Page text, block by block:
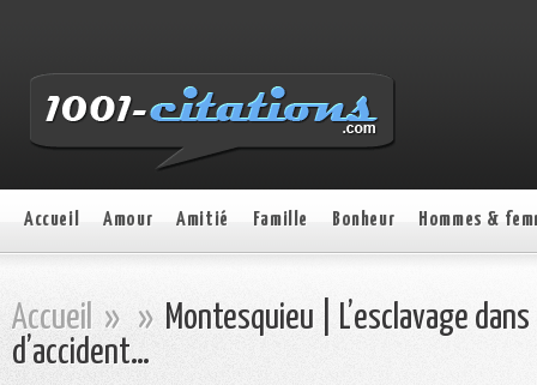
Accueil Amour Amitié Famille Bonheur Hommes &
Accueil » » Montesquieu | L’esclavage
d’accident…